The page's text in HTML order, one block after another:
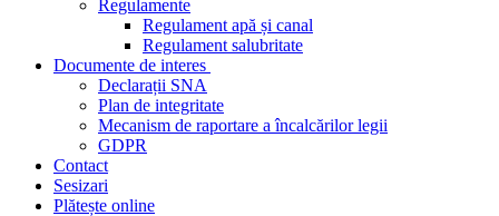
Regulamente
Regulament apă și canal
Regulament salubritate
Documente de interes
Declarații SNA
Plan de integritate
Mecanism de raportare a încalcărilor legii
GDPR
Contact
Sesizari
Plătește online